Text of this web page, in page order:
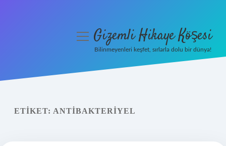
Yasal Uyarı
menüyüGizemli Hikaye Köşesi
Bilinmeyenleri keşfet, sırlarla dolu bir dünya!
ETIKET: ANTIBAKTERIYEL